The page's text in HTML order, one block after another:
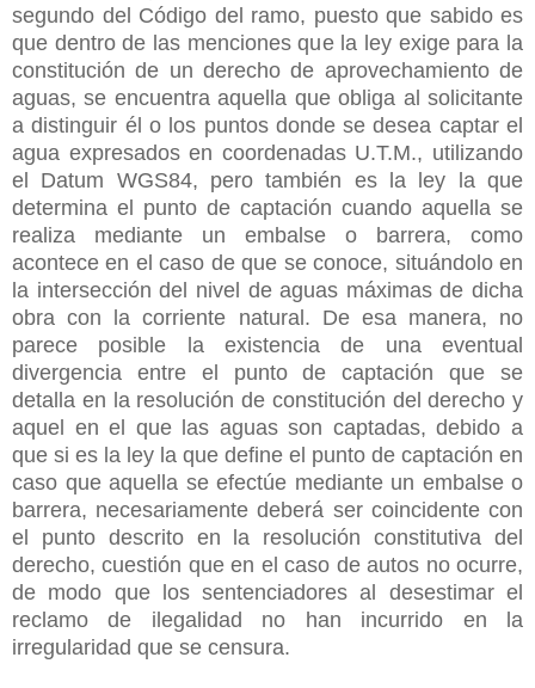
segundo del Código del ramo, puesto que sabido es
que dentro de las menciones que la ley exige para la
constitución de un derecho de aprovechamiento de
aguas, se encuentra aquella que obliga al solicitante
a distinguir él o los puntos donde se desea captar el
agua expresados en coordenadas U.T.M., utilizando
el Datum WGS84, pero también es la ley la que
determina el punto de captación cuando aquella se
realiza mediante un embalse o barrera, como
acontece en el caso de que se conoce, situándolo en
la intersección del nivel de aguas máximas de dicha
obra con la corriente natural. De esa manera, no
parece posible la existencia de una eventual
divergencia entre el punto de captación que se
detalla en la resolución de constitución del derecho y
aquel en el que las aguas son captadas, debido a
que si es la ley la que define el punto de captación en
caso que aquella se efectúe mediante un embalse o
barrera, necesariamente deberá ser coincidente con
el punto descrito en la resolución constitutiva del
derecho, cuestión que en el caso de autos no ocurre,
de modo que los sentenciadores al desestimar el
reclamo de ilegalidad no han incurrido en la
irregularidad que se censura.